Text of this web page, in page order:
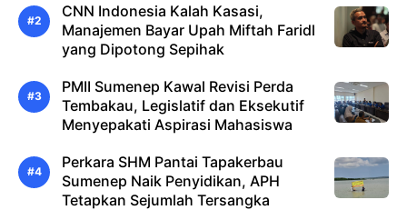
CNN Indonesia Kalah Kasasi,
Manajemen Bayar Upah Miftah Faridl
yang Dipotong Sepihak
PMII Sumenep Kawal Revisi Perda
Tembakau, Legislatif dan Eksekutif
Menyepakati Aspirasi Mahasiswa
Perkara SHM Pantai Tapakerbau
Sumenep Naik Penyidikan, APH
Tetapkan Sejumlah Tersangka